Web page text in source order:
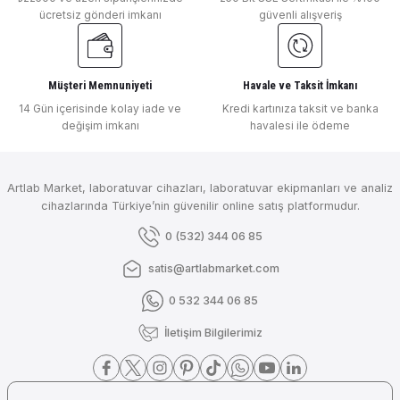
DLAB
DLab Pro Dispenser ( 2.5-25 mL ) - Otoklavlanabilir 7032212003-P
₺ 10.283
DLab Pro Dispenser ( 5.0-50 mL ) - Otoklavlanabilir 7032111004-P
DLAB
ücretsiz gönderi imkanı
güvenli alışveriş
Müşteri Memnuniyeti
14 Gün içerisinde kolay iade ve
değişim imkanı
Havale ve Taksit İmkanı
Kredi kartınıza taksit ve banka
havalesi ile ödeme
Artlab Market, laboratuvar cihazları, laboratuvar ekipmanları ve analiz
cihazlarında Türkiye’nin güvenilir online satış platformudur.
0 (532) 344 06 85
satis@artlabmarket.com
0 532 344 06 85
İletişim Bilgilerimiz